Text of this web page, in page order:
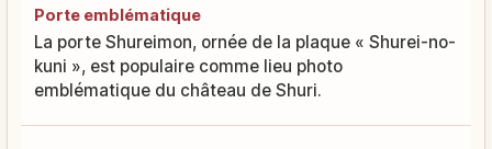
Porte emblématique
La porte Shureimon, ornée de la plaque « Shurei-no-
kuni », est populaire comme lieu photo
emblématique du château de Shuri.